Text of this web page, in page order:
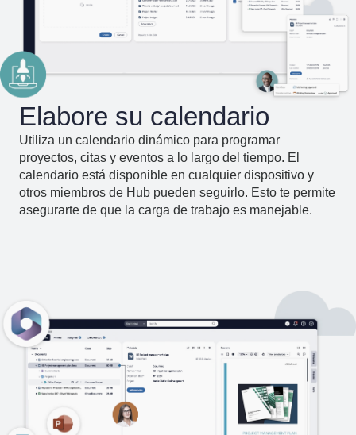
Elabore su calendario
Utiliza un calendario dinámico para programar
proyectos, citas y eventos a lo largo del tiempo. El
calendario está disponible en cualquier dispositivo y
otros miembros de Hub pueden seguirlo. Esto te permite
asegurarte de que la carga de trabajo es manejable.